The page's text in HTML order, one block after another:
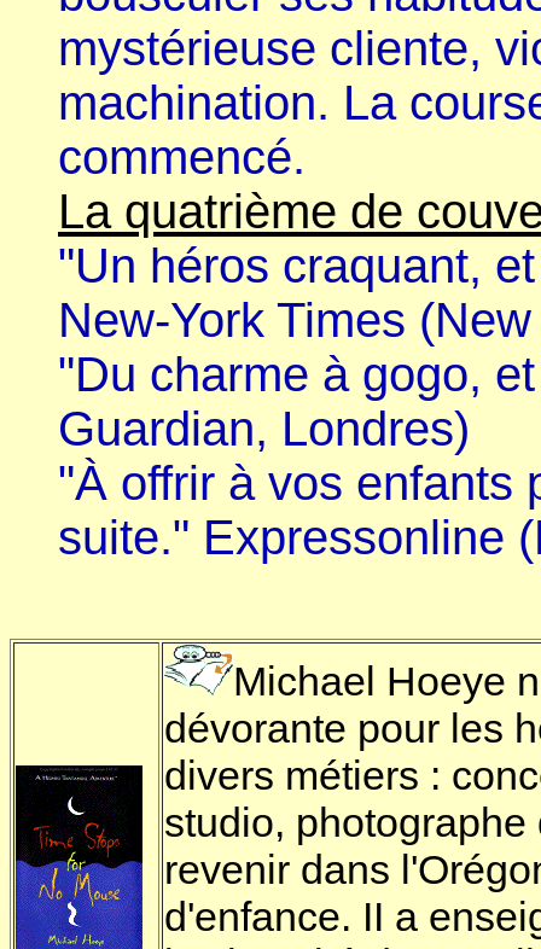
mystérieuse cliente,
machination. La
commencé.
La quatrième de
"Un héros craquant,
New-York Times
"Du charme à gogo,
Guardian, Londres)
"À offrir à vos enfants
suite." Expressonline
Michael Hoeye
dévorante pour les
divers métiers :
studio,
revenir dans
d'enfance. II a